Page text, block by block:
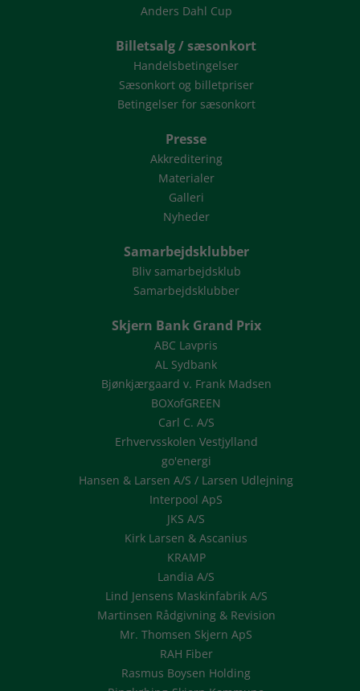
Anders Dahl Cup
Billetsalg / sæsonkort
Handelsbetingelser
Sæsonkort og billetpriser
Betingelser for sæsonkort
Presse
Akkreditering
Materialer
Galleri
Nyheder
Samarbejdsklubber
Bliv samarbejdsklub
Samarbejdsklubber
Skjern Bank Grand Prix
ABC Lavpris
AL Sydbank
Bjønkjærgaard v. Frank Madsen
BOXofGREEN
Carl C. A/S
Erhvervsskolen Vestjylland
go'energi
Hansen & Larsen A/S / Larsen Udlejning
Interpool ApS
JKS A/S
Kirk Larsen & Ascanius
KRAMP
Landia A/S
Lind Jensens Maskinfabrik A/S
Martinsen Rådgivning & Revision
Mr. Thomsen Skjern ApS
RAH Fiber
Rasmus Boysen Holding